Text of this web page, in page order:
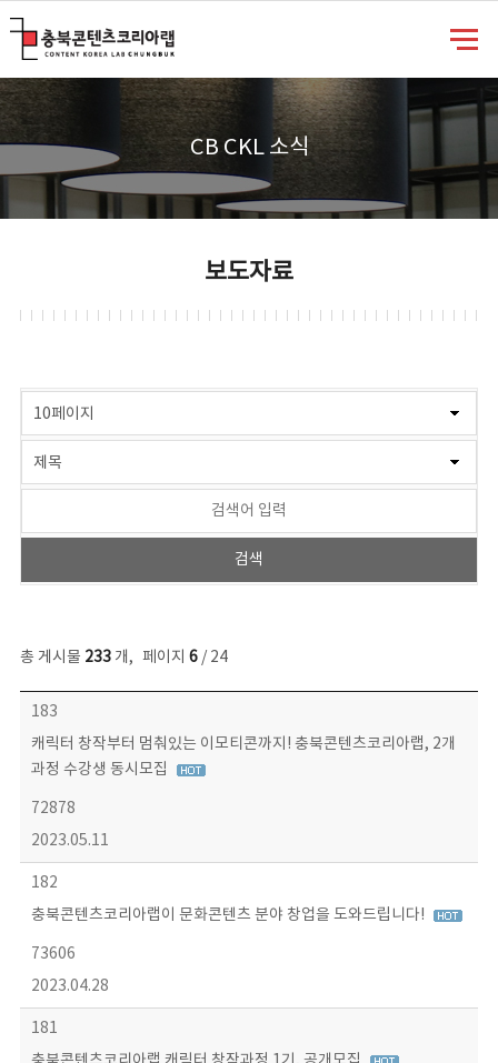
CB CKL 소식
보도자료
총 게시물 233개, 페이지 6/ 24
보도자료 목록 - 번호, 제목, 작성자, 파일, 조회수, 작성일 정보 제공
183
캐릭터 창작부터 멈춰있는 이모티콘까지! 충북콘텐츠코리아랩, 2개
과정 수강생 동시모집
72878
2023.05.11
182
충북콘텐츠코리아랩이 문화콘텐츠 분야 창업을 도와드립니다!
73606
2023.04.28
181